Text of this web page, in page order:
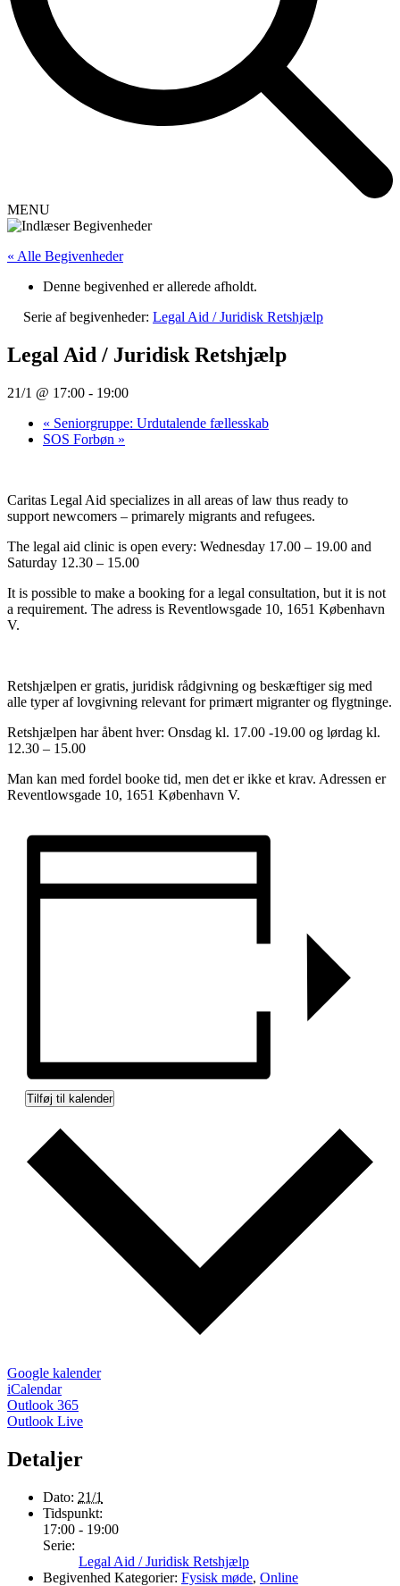
MENU
« Alle Begivenheder
Denne begivenhed er allerede afholdt.
Serie af begivenheder: Legal Aid / Juridisk Retshjælp
Legal Aid / Juridisk Retshjælp
21/1 @ 17:00 - 19:00
« Seniorgruppe: Urdutalende fællesskab
SOS Forbøn »
Caritas Legal Aid specializes in all areas of law thus ready to
support newcomers – primarely migrants and refugees.
The legal aid clinic is open every: Wednesday 17.00 – 19.00 and
Saturday 12.30 – 15.00
It is possible to make a booking for a legal consultation, but it is not
a requirement. The adress is Reventlowsgade 10, 1651 København
V.
Retshjælpen er gratis, juridisk rådgivning og beskæftiger sig med
alle typer af lovgivning relevant for primært migranter og flygtninge.
Retshjælpen har åbent hver: Onsdag kl. 17.00 -19.00 og lørdag kl.
12.30 – 15.00
Man kan med fordel booke tid, men det er ikke et krav. Adressen er
Reventlowsgade 10, 1651 København V.
Tilføj til kalender
Google kalender
iCalendar
Outlook 365
Outlook Live
Detaljer
Dato: 21/1
Tidspunkt:
17:00 - 19:00
Serie:
Legal Aid / Juridisk Retshjælp
Begivenhed Kategorier: Fysisk møde, Online